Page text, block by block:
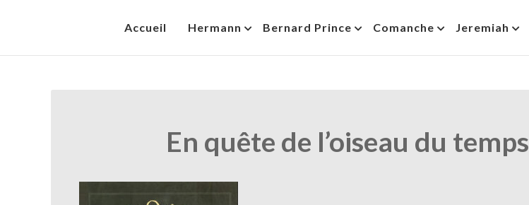
HermannBD
Accueil Hermann Bernard Prince Comanche Jeremiah
En quête de l’oiseau du temps